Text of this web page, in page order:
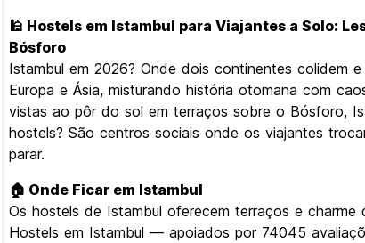
🕌 Hostels em Istambul para Viajantes a Solo:
Bósforo
Istambul em 2026? Onde dois continentes colidem
Europa e Ásia, misturando história otomana com
vistas ao pôr do sol em terraços sobre o Bósforo,
hostels? São centros sociais onde os viajantes
parar.
🏠 Onde Ficar em Istambul
Os hostels de Istambul oferecem terraços e
Hostels em Istambul — apoiados por 74045